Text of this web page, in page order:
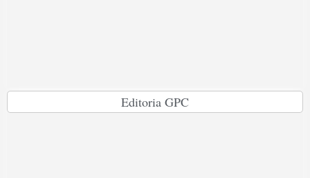
Editoria GPC